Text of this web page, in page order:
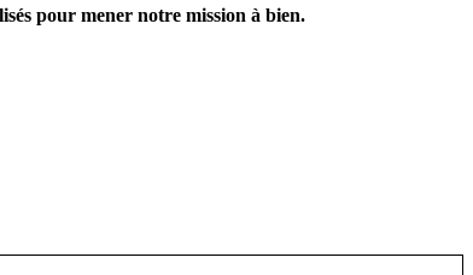
pour mener notre mission à bien.